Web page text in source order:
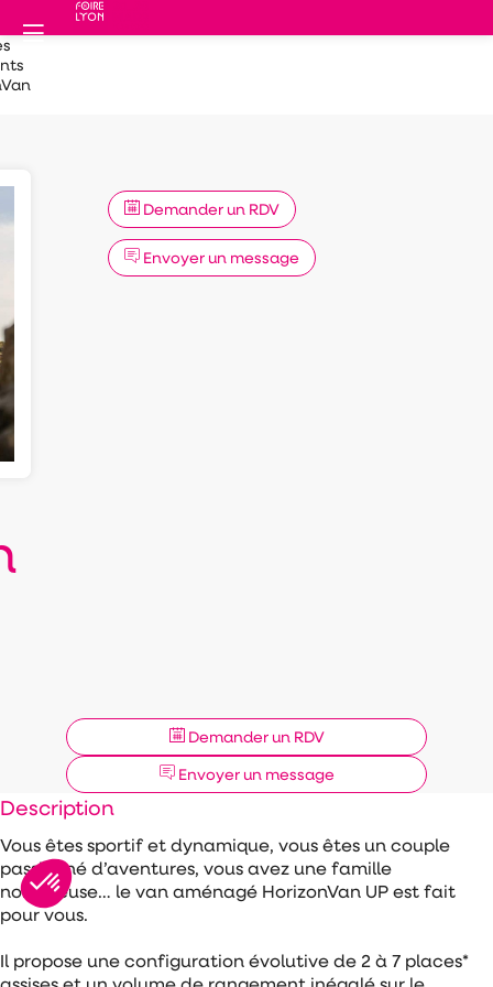
Demander un RDV
Envoyer un message
Demander un RDV
Envoyer un message
Description
Vous êtes sportif et dynamique, vous êtes un couple
passionné d’aventures, vous avez une famille
nombreuse… le van aménagé HorizonVan UP est fait
pour vous.
Il propose une configuration évolutive de 2 à 7 places*